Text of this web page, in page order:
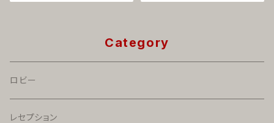
Category
ロビー
レセプション